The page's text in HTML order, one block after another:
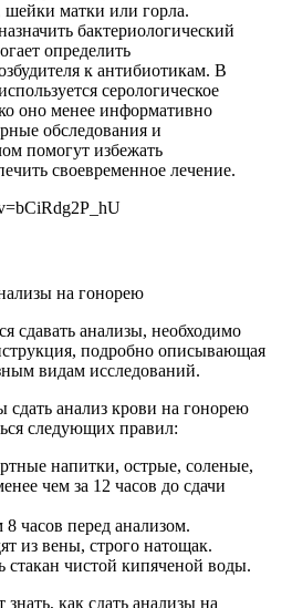
шейки матки или горла.
бактериологический
определить
к антибиотикам. В
серологическое
оно менее информативно
обследования и
помогут избежать
своевременное лечение.
сдавать анализы, необходимо
подробно описывающая
видам исследований.
сдать анализ крови на гонорею
следующих правил:
напитки, острые, соленые,
чем за 12 часов до сдачи
часов перед анализом.
из вены, строго натощак.
стакан чистой кипяченой воды.
как сдать анализы на